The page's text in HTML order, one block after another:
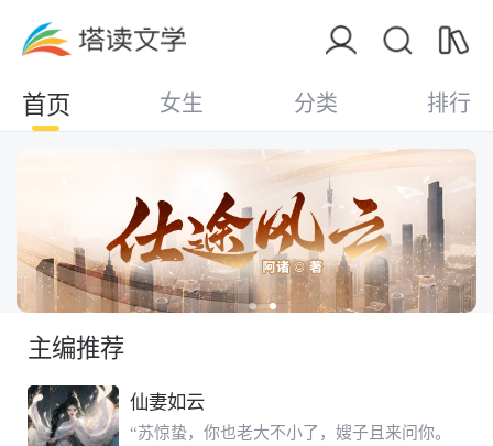
首页 女生 分类 排行
主编推荐
仙妻如云
“苏惊蛰，你也老大不小了，嫂子且来问你。